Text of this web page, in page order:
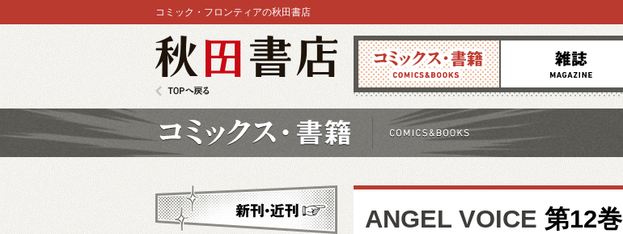
コミックス 雑誌
コミック・フロンティアの秋田書店
ANGEL VOICE 第12巻